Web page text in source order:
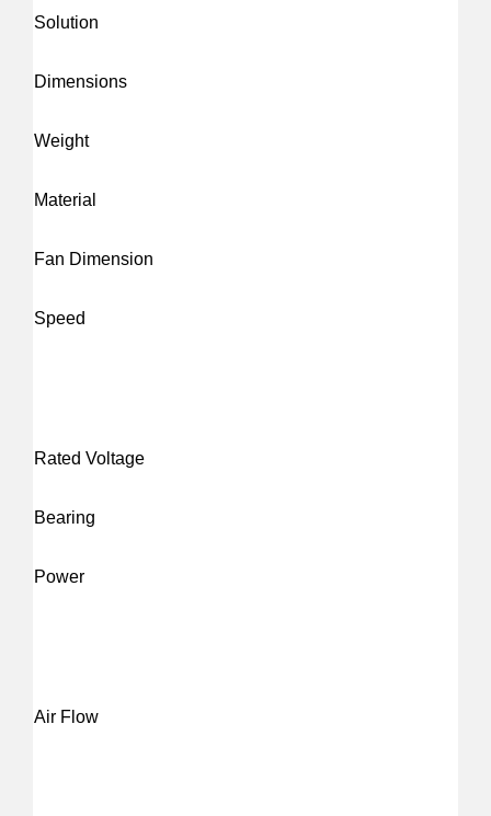
Solution
Dimensions
Weight
Material
Fan Dimension
Speed
Rated Voltage
Bearing
Power
Air Flow